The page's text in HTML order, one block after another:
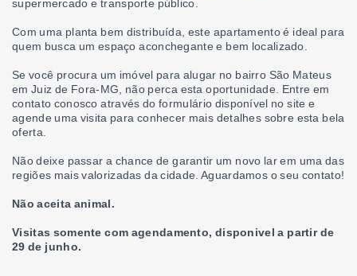
supermercado e transporte público.
Com uma planta bem distribuída, este apartamento é ideal para
quem busca um espaço aconchegante e bem localizado.
Se você procura um imóvel para alugar no bairro São Mateus
em Juiz de Fora-MG, não perca esta oportunidade. Entre em
contato conosco através do formulário disponível no site e
agende uma visita para conhecer mais detalhes sobre esta bela
oferta.
Não deixe passar a chance de garantir um novo lar em uma das
regiões mais valorizadas da cidade. Aguardamos o seu contato!
Não aceita animal.
Visitas somente com agendamento, disponivel a partir de
29 de junho.